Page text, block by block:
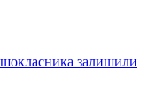
залишили